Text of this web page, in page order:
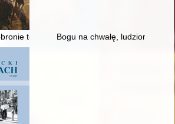
terytorialnejBogu na chwałę, ludziom na